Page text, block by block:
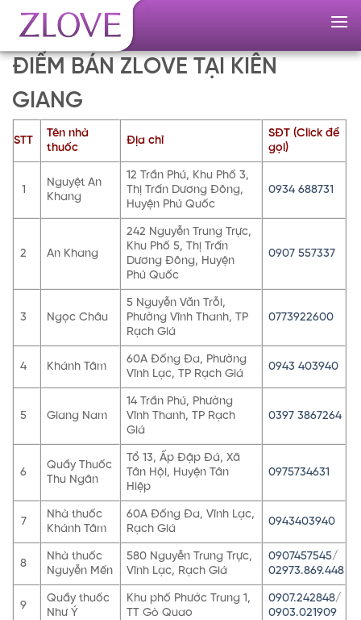
Skip
content
ĐIỂM BÁN ZLOVE TẠI KIÊN
GIANG
STT
Tên nhà
thuốc
Địa chỉ
SĐT (Click để
gọi)
1
Nguyệt An
Khang
12 Trần Phú, Khu Phố 3,
Thị Trấn Dương Đông,
Huyện Phú Quốc
0934 688731
2 An Khang
242 Nguyễn Trung Trực,
Khu Phố 5, Thị Trấn
Dương Đông, Huyện
Phú Quốc
0907 557337
3 Ngọc Châu
5 Nguyễn Văn Trỗi,
Phường Vĩnh Thanh, TP
Rạch Giá
0773922600
4 Khánh Tâm
60A Đống Đa, Phường
Vĩnh Lạc, TP Rạch Giá
0943 403940
5 Giang Nam
14 Trần Phú, Phường
Vĩnh Thanh, TP Rạch
Giá
0397 3867264
6
Quầy Thuốc
Thu Ngân
Tổ 13, Ấp Đập Đá, Xã
Tân Hội, Huyện Tân
Hiệp
0975734631
7
Nhà thuốc
Khánh Tâm
60A Đống Đa, Vĩnh Lạc,
Rạch Giá
0943403940
8
Nhà thuốc
Nguyễn Mến
580 Nguyễn Trung Trực,
Vĩnh Lạc, Rạch Giá
0907457545/
02973.869.448
9
Quầy thuốc
Như Ý
Khu phố Phước Trung 1,
TT Gò Quao
0907.242848/
0903.021909